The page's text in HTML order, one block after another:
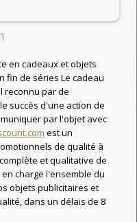
en cadeaux et objets
fin de séries Le cadeau
reconnu par de
succès d'une action de
par l'objet avec
est un
de qualité à
et qualitative de
charge l'ensemble du
objets publicitaires et
dans un délais de 8